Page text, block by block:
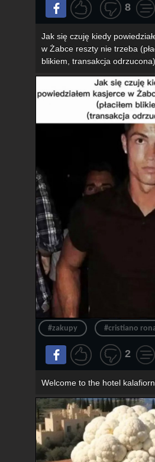
8
Jak się czuję kiedy
w Żabce reszty nie trzeba
blikiem, transakcja
#zakupy #cristiano
2
Welcome to the hotel